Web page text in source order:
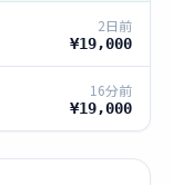
2日前
¥19,000
16分前
¥19,000